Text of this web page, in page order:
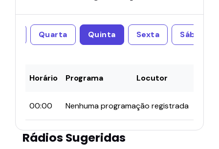
Quarta Quinta Sexta Sábado
Horário Programa Locutor
00:00 Nenhuma programação registrada
Rádios Sugeridas